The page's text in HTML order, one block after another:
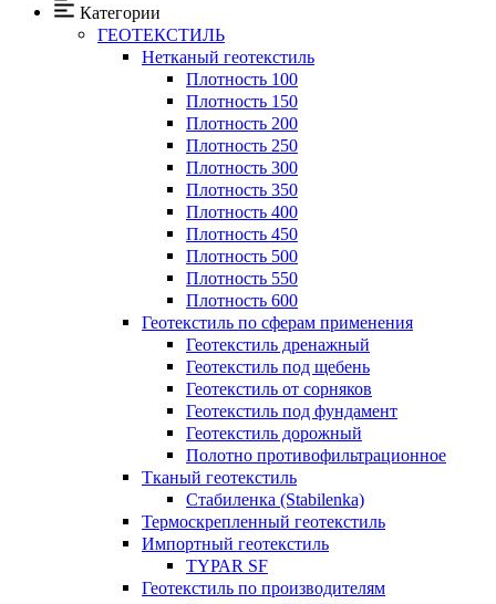
Категории
ГЕОТЕКСТИЛЬ
Нетканый геотекстиль
Плотность 100
Плотность 150
Плотность 200
Плотность 250
Плотность 300
Плотность 350
Плотность 400
Плотность 450
Плотность 500
Плотность 550
Плотность 600
Геотекстиль по сферам применения
Геотекстиль дренажный
Геотекстиль под щебень
Геотекстиль от сорняков
Геотекстиль под фундамент
Геотекстиль дорожный
Полотно противофильтрационное
Тканый геотекстиль
Стабиленка (Stabilenka)
Термоскрепленный геотекстиль
Импортный геотекстиль
TYPAR SF
Геотекстиль по производителям